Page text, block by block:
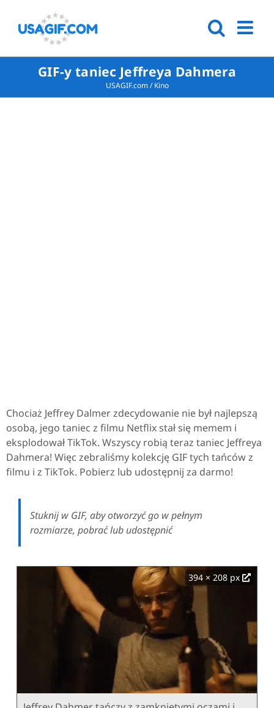
GIF-y taniec Jeffreya Dahmera
USAGIF.com/Kino
Chociaż Jeffrey Dalmer zdecydowanie nie był najlepszą
osobą, jego taniec z filmu Netflix stał się memem i
eksplodował TikTok. Wszyscy robią teraz taniec Jeffreya
Dahmera! Więc zebraliśmy kolekcję GIF tych tańców z
filmu i z TikTok. Pobierz lub udostępnij za darmo!
Stuknij w GIF, aby otworzyć go w pełnym
rozmiarze, pobrać lub udostępnić
394 × 208 px